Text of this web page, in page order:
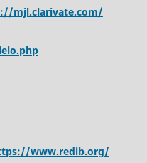
mjl.clarivate.com/
www.redib.org/